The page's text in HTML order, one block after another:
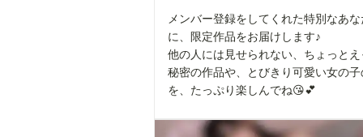
メンバー登録をしてくれた特別なあ
に、限定作品をお届けします♪
他の人には見せられない、ちょっと
秘密の作品や、とびきり可愛い女の子
を、たっぷり楽しんでね😘💕